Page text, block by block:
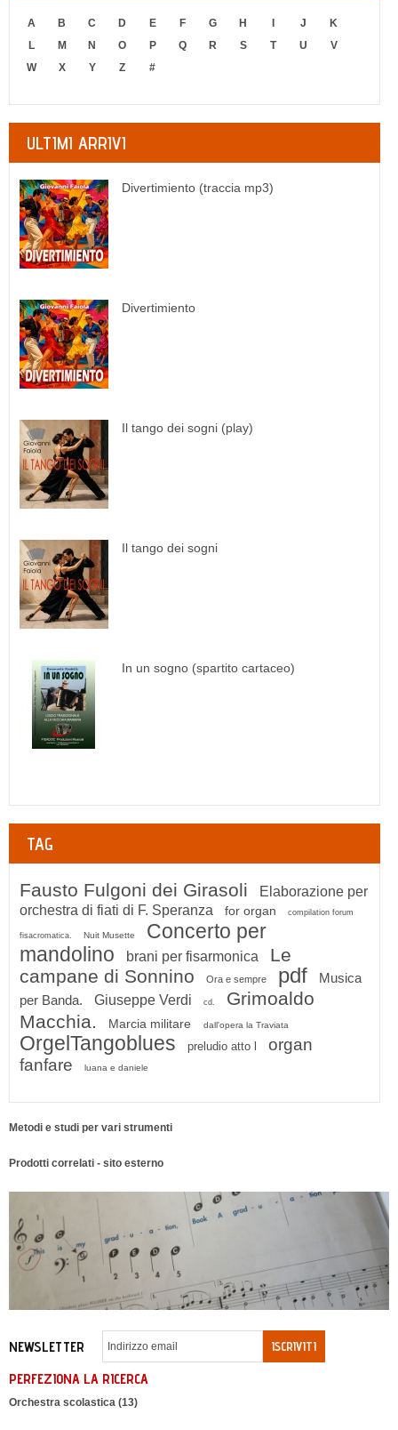
A B C D E F G H J
K
L
M N O P Q R S T U
V
W
X Y Z #
ULTIMI ARRIVI
Divertimiento (traccia mp3)
Divertimiento
Il tango dei sogni (play)
Il tango dei sogni
In un sogno (spartito cartaceo)
TAG
Fausto Fulgoni dei Girasoli
Elaborazione per
orchestra di fiati di F. Speranza
for organ compilation forum
fisacromatica. Nuit Musette
Concerto per
mandolino
brani per fisarmonica
Le
campane di Sonnino
Ora e sempre pdf
Musica
per Banda.
Giuseppe Verdi cd.
Grimoaldo
Macchia.
Marcia militare dall'opera la Traviata
OrgelTangoblues preludio atto l
organ
fanfare
luana e daniele
Metodi e studi per vari strumenti
Prodotti correlati - sito esterno
NEWSLETTER ISCRIVITI
PERFEZIONA LA RICERCA
Orchestra scolastica (13)